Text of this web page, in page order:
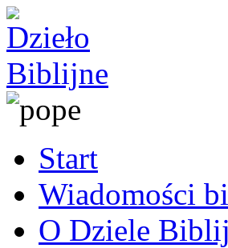
Start
Wiadomości
O Dziele